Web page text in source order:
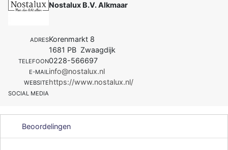
Nostalux B.V. Alkmaar
ADRESKorenmarkt 8
1681 PB Zwaagdijk
TELEFOON0228-566697
E-MAIL info@nostalux.nl
WEBSITEhttps://www.nostalux.nl/
SOCIAL MEDIA
Beoordelingen